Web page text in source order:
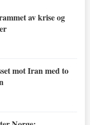
av krise og
mot Iran med to